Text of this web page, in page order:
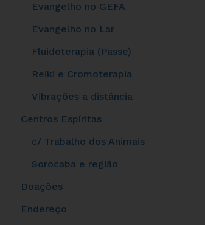
Evangelho no GEFA
Evangelho no Lar
Fluidoterapia (Passe)
Reiki e Cromoterapia
Vibrações a distância
Centros Espíritas
c/ Trabalho dos Animais
Sorocaba e região
Doações
Endereço